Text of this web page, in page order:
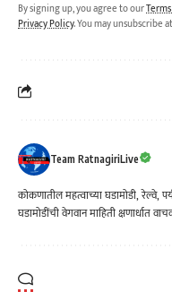
By signing up, you agree to our
Privacy Policy. You may unsubscribe
Team RatnagiriLive
कोकणातील महत्वाच्या घडामोडी,
घडामोडींची वेगवान माहिती क्षणार्धात